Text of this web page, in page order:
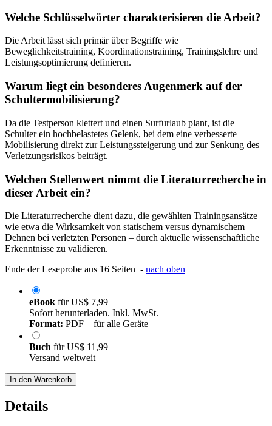
Welche Schlüsselwörter charakterisieren die Arbeit?
Die Arbeit lässt sich primär über Begriffe wie
Beweglichkeitstraining, Koordinationstraining, Trainingslehre und
Leistungsoptimierung definieren.
Warum liegt ein besonderes Augenmerk auf der
Schultermobilisierung?
Da die Testperson klettert und einen Surfurlaub plant, ist die
Schulter ein hochbelastetes Gelenk, bei dem eine verbesserte
Mobilisierung direkt zur Leistungssteigerung und zur Senkung des
Verletzungsrisikos beiträgt.
Welchen Stellenwert nimmt die Literaturrecherche in
dieser Arbeit ein?
Die Literaturrecherche dient dazu, die gewählten Trainingsansätze –
wie etwa die Wirksamkeit von statischem versus dynamischem
Dehnen bei verletzten Personen – durch aktuelle wissenschaftliche
Erkenntnisse zu validieren.
Ende der Leseprobe aus 16 Seiten - nach oben
eBook fürUS$ 7,99
Sofort herunterladen. Inkl. MwSt.
Format: PDF – für alle Geräte
Buch fürUS$ 11,99
Versand weltweit
In den Warenkorb
Details